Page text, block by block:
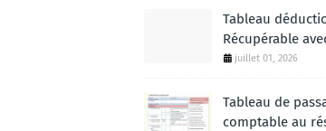
Tableau
Récupérable
juillet 01, 2026
Tableau de
comptable au